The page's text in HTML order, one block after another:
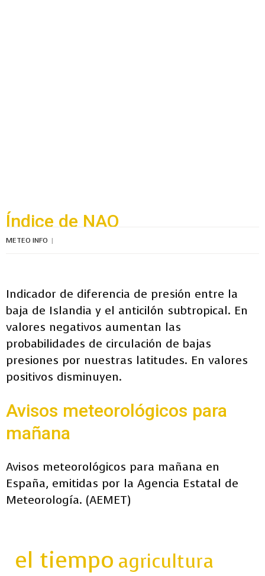
Índice de NAO
METEO INFO
Indicador de diferencia de presión entre la
baja de Islandia y el anticilón subtropical. En
valores negativos aumentan las
probabilidades de circulación de bajas
presiones por nuestras latitudes. En valores
positivos disminuyen.
Avisos meteorológicos para
mañana
Avisos meteorológicos para mañana en
España, emitidas por la Agencia Estatal de
Meteorología. (AEMET)
el tiempo agricultura